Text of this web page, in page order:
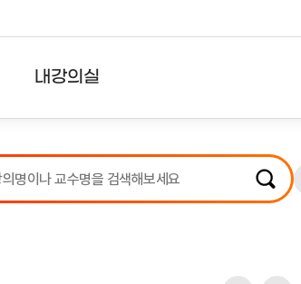
내강의실
강의리스트
수강확인증강의